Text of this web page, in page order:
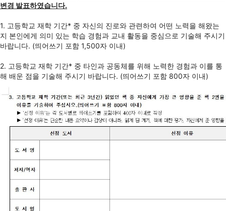
변경 발표하였습니다.
1. 고등학교 재학 기간* 중 자신의 진로와 관련하여 어떤 노력을 해왔는
지 본인에게 의미 있는 학습 경험과 교내 활동을 중심으로 기술해 주시기
바랍니다. (띄어쓰기 포함 1,500자 이내)
2. 고등학교 재학 기간* 중 타인과 공동체를 위해 노력한 경험과 이를 통
해 배운 점을 기술해 주시기 바랍니다. (띄어쓰기 포함 800자 이내)